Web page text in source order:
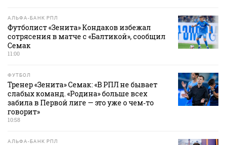
АЛЬФА-БАНК РПЛ
Футболист «Зенита» Кондаков избежал
сотрясения в матче с «Балтикой», сообщил
Семак
11:00
ФУТБОЛ
Тренер «Зенита» Семак: «В РПЛ не бывает
слабых команд. «Родина» больше всех
забила в Первой лиге — это уже о чем‑то
говорит»
10:58
АЛЬФА-БАНК РПЛ